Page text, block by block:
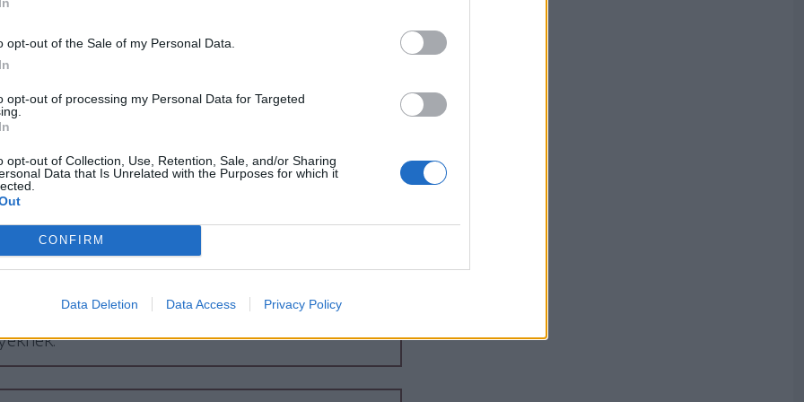
opt-out of the Sale of my Personal Data.
opt-out of processing my Personal Data for Targeted
opt-out of Collection, Use, Retention, Sale, and/or Sharing
Data that Is Unrelated with the Purposes for which it
CONFIRM
Data Deletion Data Access Privacy Policy
és a szülőkkel.
közölte, hogy az ország több iskolája
tartalmú e-maileket kapott.
fegyveres fenyegetéseket
üzeneteket küldtek az
támadással fenyegető üzenetet küldtek
kórházaknak, illetve egyéb állami